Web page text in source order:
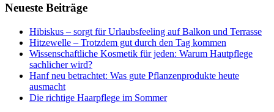
Neueste Beiträge
Hibiskus – sorgt für Urlaubsfeeling auf Balkon und Terrasse
Hitzewelle – Trotzdem gut durch den Tag kommen
Wissenschaftliche Kosmetik für jeden: Warum Hautpflege
sachlicher wird?
Hanf neu betrachtet: Was gute Pflanzenprodukte heute
ausmacht
Die richtige Haarpflege im Sommer